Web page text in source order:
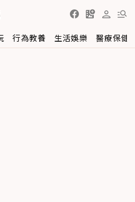
行為教養 生活娛樂 醫療保健